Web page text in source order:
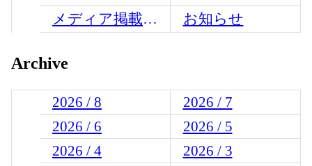
メディア掲載情報
お知らせ
Archive
2026 / 8
2026 / 7
2026 / 6
2026 / 5
2026 / 4
2026 / 3